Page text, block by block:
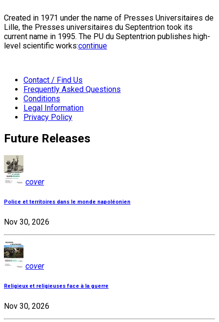
Created in 1971 under the name of Presses Universitaires de
Lille, the Presses universitaires du Septentrion took its
current name in 1995. The PU du Septentrion publishes high-
level scientific works:continue
Contact / Find Us
Frequently Asked Questions
Conditions
Legal Information
Privacy Policy
Future Releases
cover
Police et territoires dans le monde napoléonien
Nov 30, 2026
cover
Religieux et religieuses face à la guerre
Nov 30, 2026